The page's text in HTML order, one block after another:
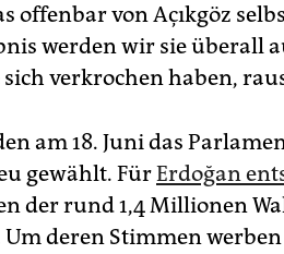
offenbar von Açıkgöz
werden wir sie überall
sich verkrochen haben,
am 18. Juni das
gewählt. FürErdoğan
der rund 1,4 Millionen
deren Stimmen